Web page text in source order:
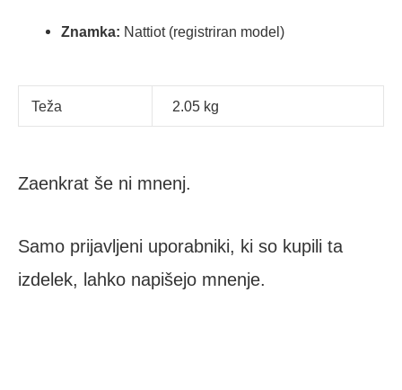
Znamka: Nattiot (registriran model)
Teža 2.05 kg
Zaenkrat še ni mnenj.
Samo prijavljeni uporabniki, ki so kupili ta
izdelek, lahko napišejo mnenje.